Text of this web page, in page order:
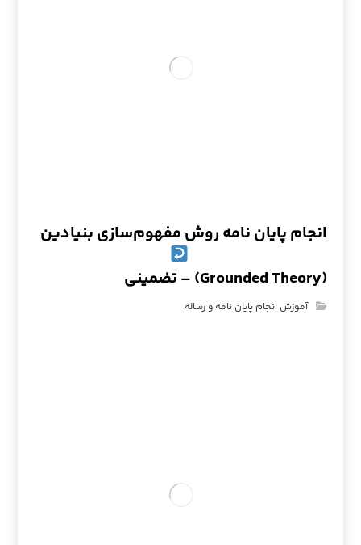
انجام پایان نامه روش مفهوم‌سازی بنیادین
(Grounded Theory) – تضمینی
آموزش انجام پایان نامه و رساله